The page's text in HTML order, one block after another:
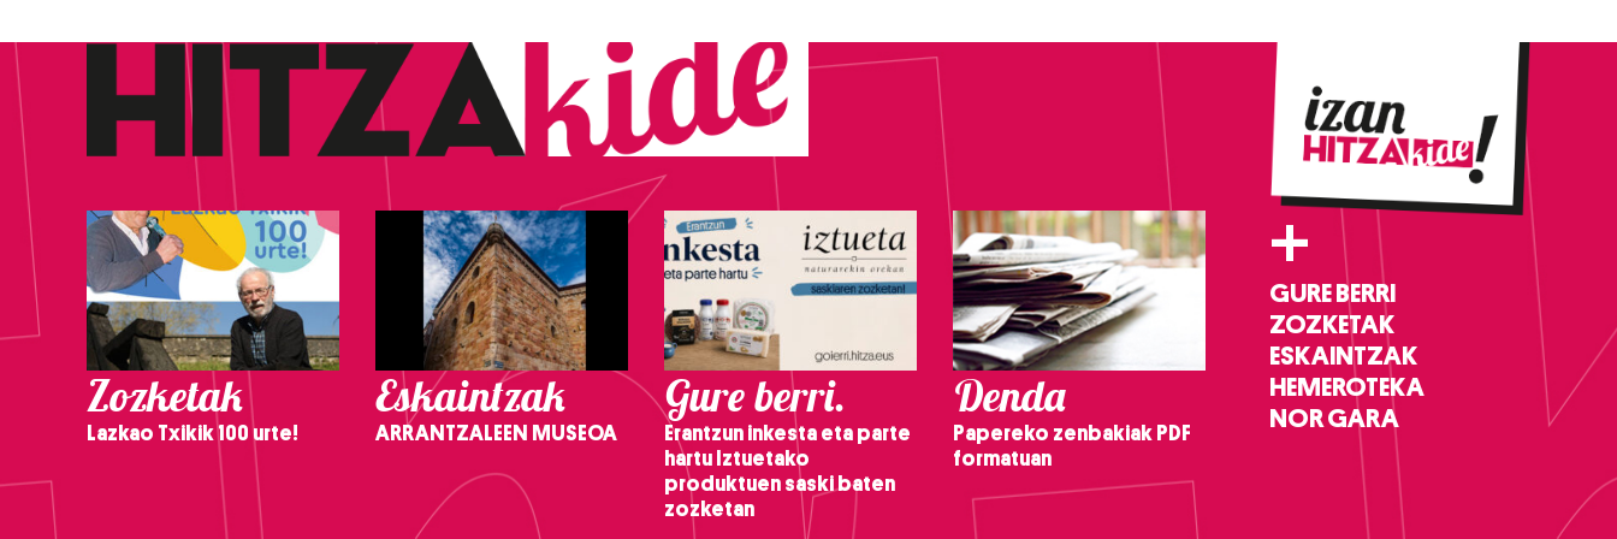
Zozketak
Lazkao Txikik 100 urte!
Eskaintzak
ARRANTZALEEN MUSEOA
Gure berri.
Erantzun inkesta eta parte
hartu Iztuetako
produktuen saski baten
zozketan
Denda
Papereko zenbakiak PDF
formatuan
+
GURE BERRI
ZOZKETAK
ESKAINTZAK
HEMEROTEKA
NOR GARA